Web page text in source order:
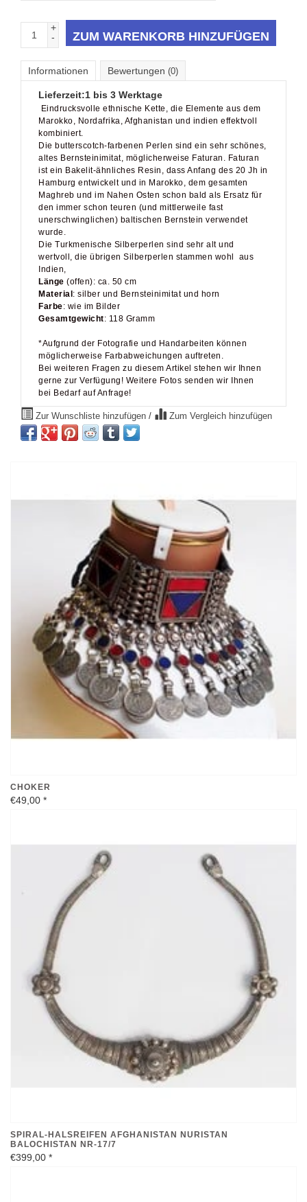
+
-
ZUM WARENKORB HINZUFÜGEN
Informationen Bewertungen (0)
Lieferzeit:1 bis 3 Werktage
Eindrucksvolle ethnische Kette, die Elemente aus dem
Marokko, Nordafrika, Afghanistan und indien effektvoll
kombiniert.
Die butterscotch-farbenen Perlen sind ein sehr schönes,
altes Bernsteinimitat, möglicherweise Faturan. Faturan
ist ein Bakelit-ähnliches Resin, dass Anfang des 20 Jh in
Hamburg entwickelt und in Marokko, dem gesamten
Maghreb und im Nahen Osten schon bald als Ersatz für
den immer schon teuren (und mittlerweile fast
unerschwinglichen) baltischen Bernstein verwendet
wurde.
Die Turkmenische Silberperlen sind sehr alt und
wertvoll, die übrigen Silberperlen stammen wohl aus
Indien,
Länge (offen): ca. 50 cm
Material : silber und Bernsteinimitat und horn
Farbe: wie im Bilder
Gesamtgewicht: 118 Gramm
*Aufgrund der Fotografie und Handarbeiten können
möglicherweise Farbabweichungen auftreten.
Bei weiteren Fragen zu diesem Artikel stehen wir Ihnen
gerne zur Verfügung! Weitere Fotos senden wir Ihnen
bei Bedarf auf Anfrage!
Zur Wunschliste hinzufügen / Zum Vergleich hinzufügen
CHOKER
€49,00 *
SPIRAL-HALSREIFEN AFGHANISTAN NURISTAN
BALOCHISTAN NR-17/7
€399,00 *